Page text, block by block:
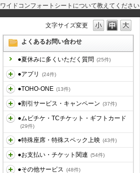
ワイドコンフォートシートについて教えてください
文字サイズ変更
よくあるお問い合わせ
●夏休みに多くいただく質問 (25件)
●アプリ (24件)
●TOHO-ONE (13件)
●割引サービス・キャンペーン (37件)
●ムビチケ・TCチケット・ギフトカード
(29件)
●特殊座席・特殊スペック上映 (43件)
●お支払い・チケット関連 (54件)
●その他サービス (48件)